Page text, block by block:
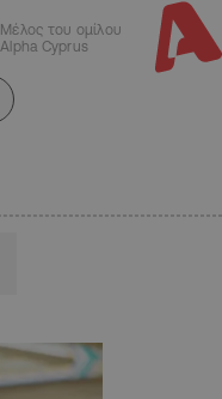
Μέλος του ομίλου
Alpha Cyprus